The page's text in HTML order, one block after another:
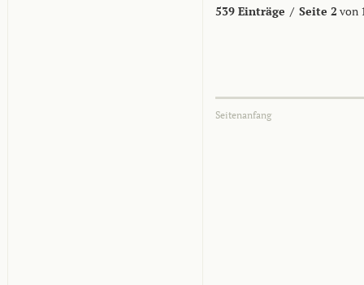
539 Einträge / Seite 2 von
Seitenanfang